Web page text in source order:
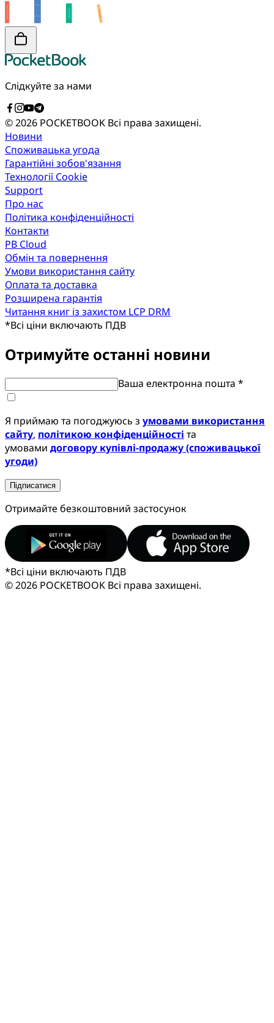
Слідкуйте за нами
© 2026 POCKETBOOK Всі права захищені.
Новини
Споживацька угода
Гарантійні зобов'язання
Технології Cookie
Support
Про нас
Політика конфіденційності
Контакти
PB Cloud
Обмін та повернення
Умови використання сайту
Оплата та доставка
Розширена гарантія
Читання книг із захистом LCP DRM
*Всі ціни включають ПДВ
Отримуйте останні новини
Ваша електронна пошта *
Я приймаю та погоджуюсь з умовами використання
сайту, політикою конфіденційності та
умовами договору купівлі-продажу (споживацької
угоди)
Підписатися
Отримайте безкоштовний застосунок
*Всі ціни включають ПДВ
© 2026 POCKETBOOK Всі права захищені.